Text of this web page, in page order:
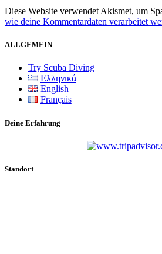
Diese Website verwendet Akismet, um
wie deine Kommentardaten verarbeitet
ALLGEMEIN
Try Scuba Diving
Ελληνικά
English
Français
Deine Erfahrung
Standort